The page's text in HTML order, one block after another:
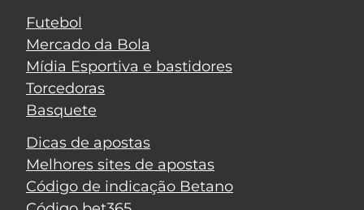
Futebol
Mercado da Bola
Mídia Esportiva e bastidores
Torcedoras
Basquete
Dicas de apostas
Melhores sites de apostas
Código de indicação Betano